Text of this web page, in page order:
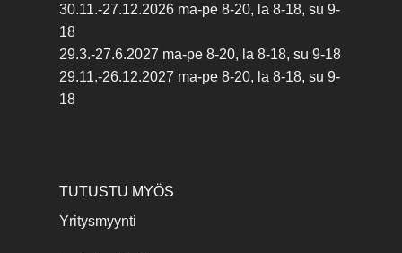
30.11.-27.12.2026 ma-pe 8-20, la 8-18, su 9-
18
29.3.-27.6.2027 ma-pe 8-20, la 8-18, su 9-18
29.11.-26.12.2027 ma-pe 8-20, la 8-18, su 9-
18
TUTUSTU MYÖS
Yritysmyynti